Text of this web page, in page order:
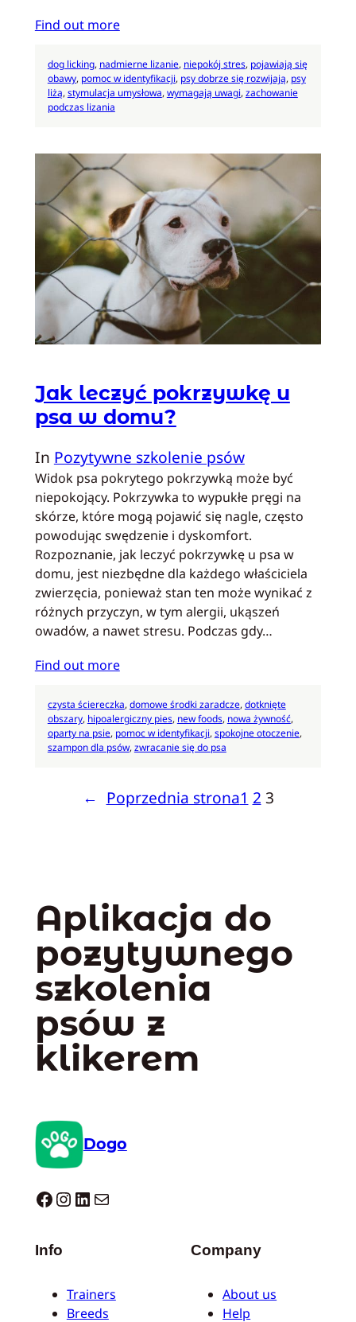
Find out more
dog licking, nadmierne lizanie, niepokój stres, pojawiają się
obawy, pomoc w identyfikacji, psy dobrze się rozwijają, psy
liżą, stymulacja umysłowa, wymagają uwagi, zachowanie
podczas lizania
Jak leczyć pokrzywkę u
psa w domu?
In Pozytywne szkolenie psów
Widok psa pokrytego pokrzywką może być
niepokojący. Pokrzywka to wypukłe pręgi na
skórze, które mogą pojawić się nagle, często
powodując swędzenie i dyskomfort.
Rozpoznanie, jak leczyć pokrzywkę u psa w
domu, jest niezbędne dla każdego właściciela
zwierzęcia, ponieważ stan ten może wynikać z
różnych przyczyn, w tym alergii, ukąszeń
owadów, a nawet stresu. Podczas gdy…
Find out more
czysta ściereczka, domowe środki zaradcze, dotknięte
obszary, hipoalergiczny pies, new foods, nowa żywność
oparty na psie, pomoc w identyfikacji, spokojne otoczenie
szampon dla psów, zwracanie się do psa
← Poprzednia strona1 2 3
Aplikacja do
pozytywnego
szkolenia
psów z
klikerem
Dogo
Dogo facebook InstagramLinkedIn Mail
Info
Trainers
Breeds
Company
About us
Help